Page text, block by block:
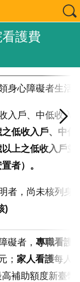
護費
身心障礙者生活
入戶、中低收入
之低收入戶、中
上之低收入戶並
者）。
者，尚未核列身
)
礙者， 專職看護
； 家人看護每人
補助額度新臺